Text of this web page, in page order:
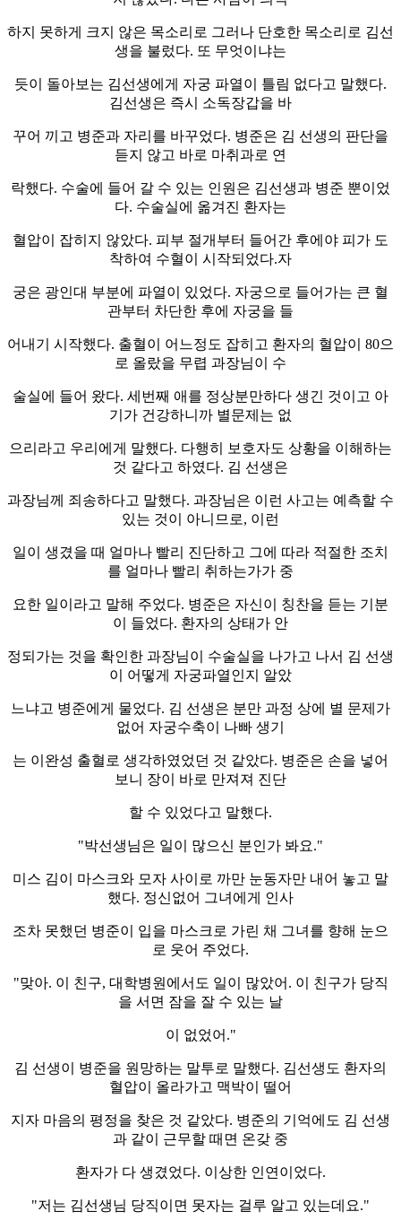
하지 못하게 크지 않은 목소리로 그러나 단호한 목소리로 김선
생을 불렀다. 또 무엇이냐는
듯이 돌아보는 김선생에게 자궁 파열이 틀림 없다고 말했다.
김선생은 즉시 소독장갑을 바
꾸어 끼고 병준과 자리를 바꾸었다. 병준은 김 선생의 판단을
듣지 않고 바로 마취과로 연
락했다. 수술에 들어 갈 수 있는 인원은 김선생과 병준 뿐이었
다. 수술실에 옮겨진 환자는
혈압이 잡히지 않았다. 피부 절개부터 들어간 후에야 피가 도
착하여 수혈이 시작되었다.자
궁은 광인대 부분에 파열이 있었다. 자궁으로 들어가는 큰 혈
관부터 차단한 후에 자궁을 들
어내기 시작했다. 출혈이 어느정도 잡히고 환자의 혈압이 80으
로 올랐을 무렵 과장님이 수
술실에 들어 왔다. 세번째 애를 정상분만하다 생긴 것이고 아
기가 건강하니까 별문제는 없
으리라고 우리에게 말했다. 다행히 보호자도 상황을 이해하는
것 같다고 하였다. 김 선생은
과장님께 죄송하다고 말했다. 과장님은 이런 사고는 예측할 수
있는 것이 아니므로, 이런
일이 생겼을 때 얼마나 빨리 진단하고 그에 따라 적절한 조치
를 얼마나 빨리 취하는가가 중
요한 일이라고 말해 주었다. 병준은 자신이 칭찬을 듣는 기분
이 들었다. 환자의 상태가 안
정되가는 것을 확인한 과장님이 수술실을 나가고 나서 김 선생
이 어떻게 자궁파열인지 알았
느냐고 병준에게 물었다. 김 선생은 분만 과정 상에 별 문제가
없어 자궁수축이 나빠 생기
는 이완성 출혈로 생각하였었던 것 같았다. 병준은 손을 넣어
보니 장이 바로 만져져 진단
할 수 있었다고 말했다.
"박선생님은 일이 많으신 분인가 봐요."
미스 김이 마스크와 모자 사이로 까만 눈동자만 내어 놓고 말
했다. 정신없어 그녀에게 인사
조차 못했던 병준이 입을 마스크로 가린 채 그녀를 향해 눈으
로 웃어 주었다.
"맞아. 이 친구, 대학병원에서도 일이 많았어. 이 친구가 당직
을 서면 잠을 잘 수 있는 날
이 없었어."
김 선생이 병준을 원망하는 말투로 말했다. 김선생도 환자의
혈압이 올라가고 맥박이 떨어
지자 마음의 평정을 찾은 것 같았다. 병준의 기억에도 김 선생
과 같이 근무할 때면 온갖 중
환자가 다 생겼었다. 이상한 인연이었다.
"저는 김선생님 당직이면 못자는 걸루 알고 있는데요."